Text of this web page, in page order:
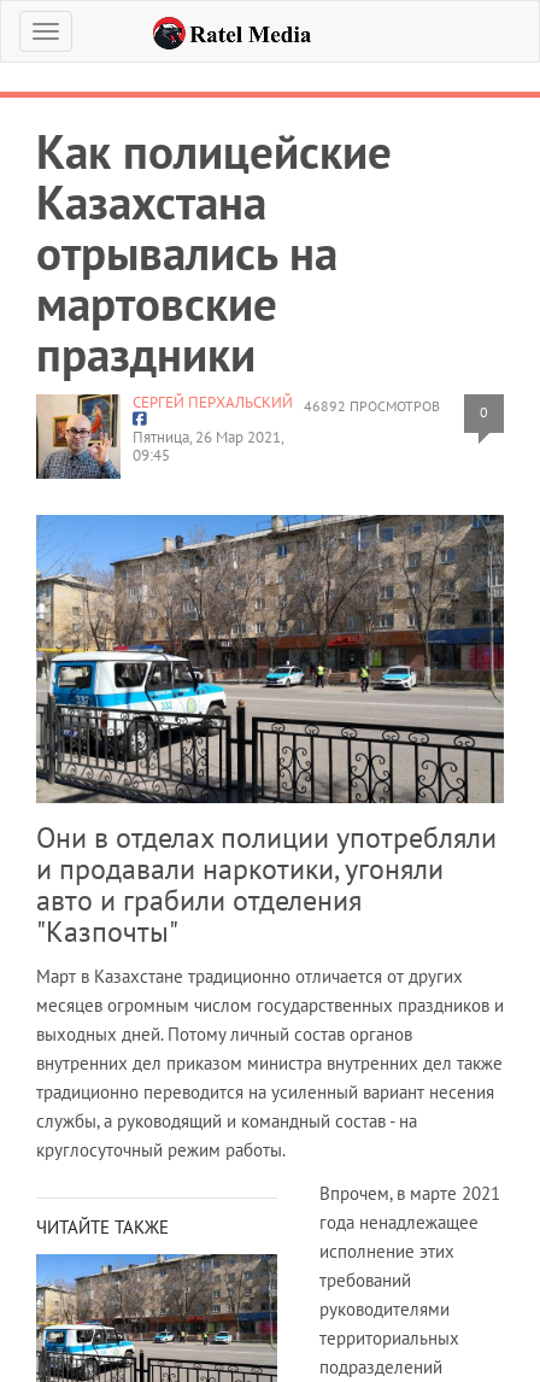
Меню
Как полицейские
Казахстана
отрывались на
мартовские
праздники
46892 ПРОСМОТРОВ 0
СЕРГЕЙ ПЕРХАЛЬСКИЙ
Пятница, 26 Мар 2021,
09:45
Они в отделах полиции употребляли
и продавали наркотики, угоняли
авто и грабили отделения
"Казпочты"
Март в Казахстане традиционно отличается от других
месяцев огромным числом государственных праздников и
выходных дней. Потому личный состав органов
внутренних дел приказом министра внутренних дел также
традиционно переводится на усиленный вариант несения
службы, а руководящий и командный состав - на
круглосуточный режим работы.
ЧИТАЙТЕ ТАКЖЕ
Впрочем, в марте 2021
года ненадлежащее
исполнение этих
требований
руководителями
территориальных
подразделений